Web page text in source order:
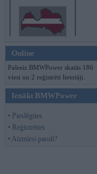
Online
Pašreiz BMWPower skatās 186
viesi un 2 reģistrēti lietotāji.
Ienākt BMWPower
• Pieslēgties
• Reģistrēties
• Aizmirsi paroli?